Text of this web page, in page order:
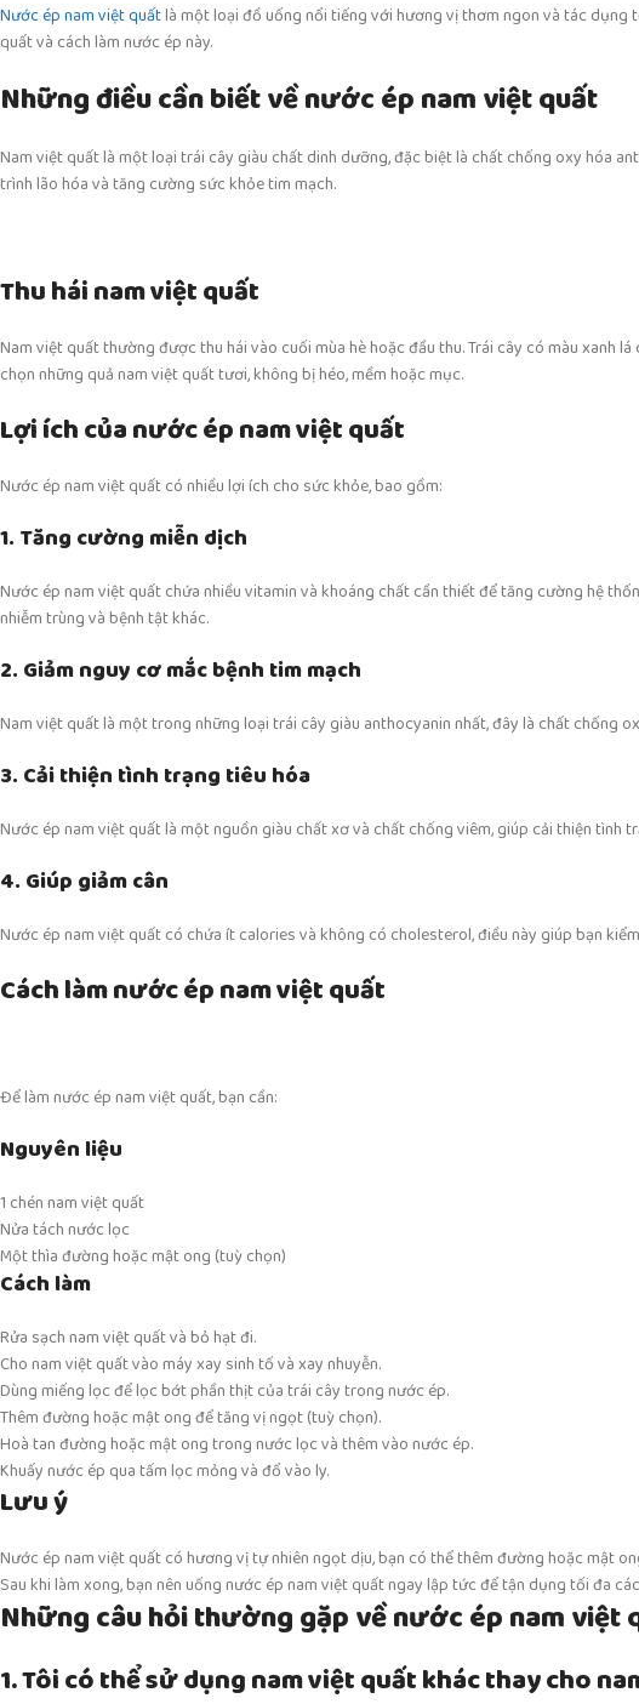
Nước ép nam việt quấtlà một loại đồ uống nổi tiếng với hương vị thơm ngon và tác
quất và cách làm nước ép này.
Những điều cần biết về nước ép nam việt quất
Nam việt quất là một loại trái cây giàu chất dinh dưỡng, đặc biệt là chất chống oxy hóa
trình lão hóa và tăng cường sức khỏe tim mạch.
Thu hái nam việt quất
Nam việt quất thường được thu hái vào cuối mùa hè hoặc đầu thu. Trái cây có màu xanh
chọn những quả nam việt quất tươi, không bị héo, mềm hoặc mục.
Lợi ích của nước ép nam việt quất
Nước ép nam việt quất có nhiều lợi ích cho sức khỏe, bao gồm:
1. Tăng cường miễn dịch
Nước ép nam việt quất chứa nhiều vitamin và khoáng chất cần thiết để tăng cường hệ
nhiễm trùng và bệnh tật khác.
2. Giảm nguy cơ mắc bệnh tim mạch
Nam việt quất là một trong những loại trái cây giàu anthocyanin nhất, đây là chất chống
3. Cải thiện tình trạng tiêu hóa
Nước ép nam việt quất là một nguồn giàu chất xơ và chất chống viêm, giúp cải thiện tình
4. Giúp giảm cân
Nước ép nam việt quất có chứa ít calories và không có cholesterol, điều này giúp bạn
Cách làm nước ép nam việt quất
Để làm nước ép nam việt quất, bạn cần:
Nguyên liệu
1 chén nam việt quất
Nửa tách nước lọc
Một thìa đường hoặc mật ong (tuỳ chọn)
Cách làm
Rửa sạch nam việt quất và bỏ hạt đi.
Cho nam việt quất vào máy xay sinh tố và xay nhuyễn.
Dùng miếng lọc để lọc bớt phần thịt của trái cây trong nước ép.
Thêm đường hoặc mật ong để tăng vị ngọt (tuỳ chọn).
Hoà tan đường hoặc mật ong trong nước lọc và thêm vào nước ép.
Khuấy nước ép qua tấm lọc mỏng và đổ vào ly.
Lưu ý
Nước ép nam việt quất có hương vị tự nhiên ngọt dịu, bạn có thể thêm đường hoặc mật
Sau khi làm xong, bạn nên uống nước ép nam việt quất ngay lập tức để tận dụng tối đa
Những câu hỏi thường gặp về nước ép nam việt
1. Tôi có thể sử dụng nam việt quất khác thay cho